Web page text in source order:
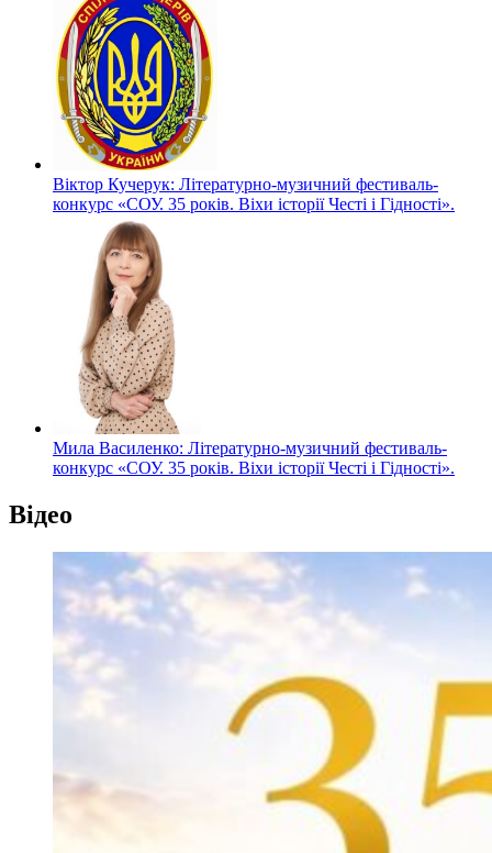
Віктор Кучерук: Літературно-музичний фестиваль-
конкурс «СОУ. 35 років. Віхи історії Честі і Гідності».
Мила Василенко: Літературно-музичний фестиваль-
конкурс «СОУ. 35 років. Віхи історії Честі і Гідності».
Відео